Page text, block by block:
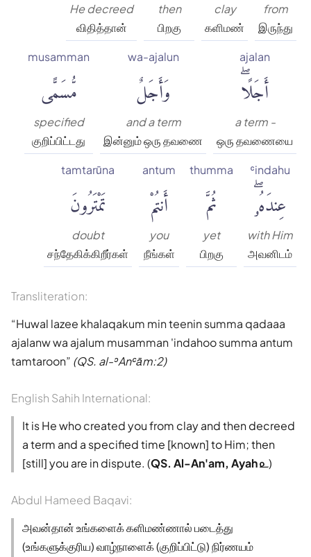
from
இருந்து
clay
களிமண்
then
பிறகு
He decreed
விதித்தான்
ajalan
أَجَلًاۖ
a term -
ஒரு தவணையை
wa-ajalun
وَأَجَلٌ
and a term
இன்னும் ஒரு தவணை
musamman
مُّسَمًّى
specified
குறிப்பிட்டது
ʿindahu
عِندَهُۥۖ
with Him
அவனிடம்
thumma
ثُمَّ
yet
பிறகு
antum
أَنتُمْ
you
நீங்கள்
tamtarūna
تَمْتَرُونَ
doubt
சந்தேகிக்கிறீர்கள்
Transliteration:
Huwal lazee khalaqakum min teenin summa qadaaa
ajalanw wa ajalum musamman 'indahoo summa antum
tamtaroon (QS. al-ʾAnʿām:2)
English Sahih International:
It is He who created you from clay and then decreed
a term and a specified time [known] to Him; then
[still] you are in dispute. (QS. Al-An'am, Ayah ௨)
Abdul Hameed Baqavi:
அவன்தான் உங்களைக் களிமண்ணால் படைத்து
(உங்களுக்குரிய) வாழ்நாளைக் (குறிப்பிட்டு) நிர்ணயம்